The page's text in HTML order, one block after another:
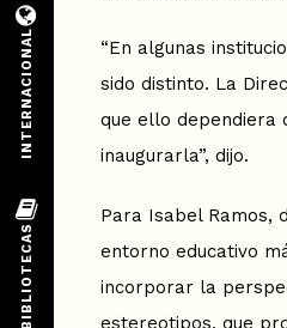
“En algunas
sido distinto. La
que ello dependiera
inaugurarla”, dijo.
Para Isabel Ramos,
entorno educativo
incorporar la
estereotipos, que